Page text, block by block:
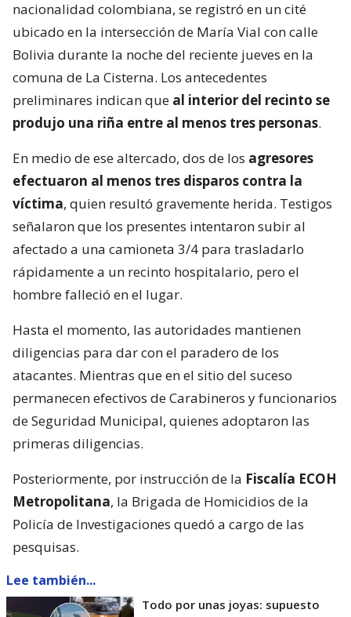
nacionalidad colombiana, se registró en un cité
ubicado en la intersección de María Vial con calle
Bolivia durante la noche del reciente jueves en la
comuna de La Cisterna. Los antecedentes
preliminares indican que al interior del recinto se
produjo una riña entre al menos tres personas.
En medio de ese altercado, dos de los agresores
efectuaron al menos tres disparos contra la
víctima, quien resultó gravemente herida. Testigos
señalaron que los presentes intentaron subir al
afectado a una camioneta 3/4 para trasladarlo
rápidamente a un recinto hospitalario, pero el
hombre falleció en el lugar.
Hasta el momento, las autoridades mantienen
diligencias para dar con el paradero de los
atacantes. Mientras que en el sitio del suceso
permanecen efectivos de Carabineros y funcionarios
de Seguridad Municipal, quienes adoptaron las
primeras diligencias.
Posteriormente, por instrucción de la Fiscalía ECOH
Metropolitana, la Brigada de Homicidios de la
Policía de Investigaciones quedó a cargo de las
pesquisas.
Lee también...
Todo por unas joyas: supuesto